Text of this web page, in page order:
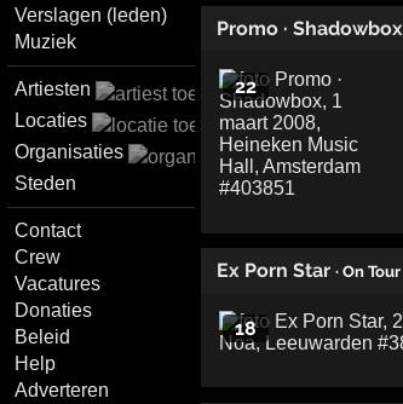
Verslagen (leden)
Muziek
Artiesten
Locaties
Organisaties
Steden
Contact
Crew
Vacatures
Donaties
Beleid
Help
Adverteren
Promo · Shadowbox
22
Ex Porn Star · On Tour
18